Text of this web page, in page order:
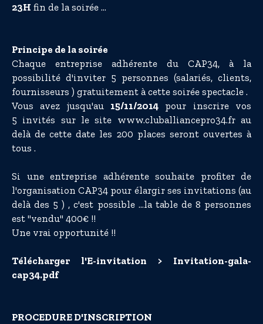
23H fin de la soirée ...
Principe de la soirée
Chaque entreprise adhérente du CAP34, à la
possibilité d'inviter 5 personnes (salariés, clients,
fournisseurs ) gratuitement à cette soirée spectacle .
Vous avez jusqu'au 15/11/2014 pour inscrire vos
5 invités sur le site www.cluballiancepro34.frau
delà de cette date les 200 places seront ouvertes à
tous .
Si une entreprise adhérente souhaite profiter de
l'organisation CAP34 pour élargir ses invitations (au
delà des 5 ) , c'est possible ...la table de 8 personnes
est "vendu" 400€ !!
Une vrai opportunité !!
Télécharger l'E-invitation > Invitation-gala-
cap34.pdf
PROCEDURE D'INSCRIPTION